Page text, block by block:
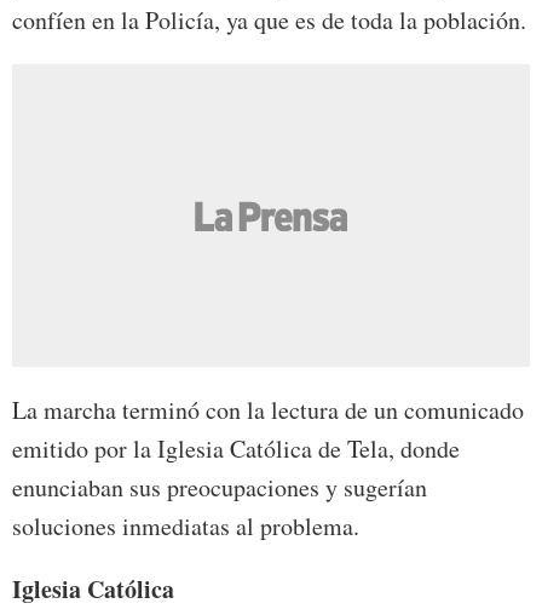
confíen en la Policía, ya que es de toda la población.
La marcha terminó con la lectura de un comunicado
emitido por la Iglesia Católica de Tela, donde
enunciaban sus preocupaciones y sugerían
soluciones inmediatas al problema.
Iglesia Católica